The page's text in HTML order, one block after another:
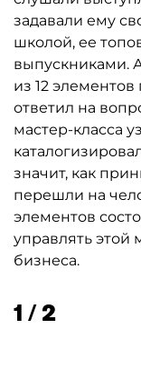
задавали ему
школой, ее
выпускниками.
из 12
ответил на
мастер-класса
значит, как
перешли на
элементов
управлять этой
бизнеса.
1 / 2